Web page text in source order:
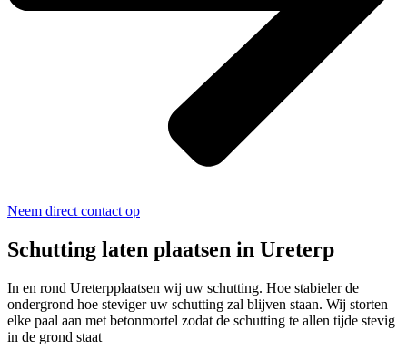
Neem direct contact op
Schutting laten plaatsen in Ureterp
In en rond Ureterpplaatsen wij uw schutting. Hoe stabieler de
ondergrond hoe steviger uw schutting zal blijven staan. Wij storten
elke paal aan met betonmortel zodat de schutting te allen tijde stevig
in de grond staat